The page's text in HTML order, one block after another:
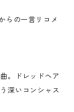
らの一言リコメ
。ドレッドヘア
深いコンシャス